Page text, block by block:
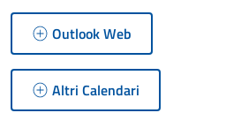
Outlook Web
Altri Calendari